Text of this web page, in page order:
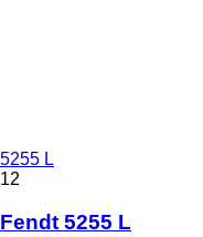
5255 L
12
Fendt 5255 L